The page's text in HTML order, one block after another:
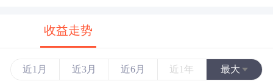
收益走势
近1月 近3月 近6月 近1年 最大